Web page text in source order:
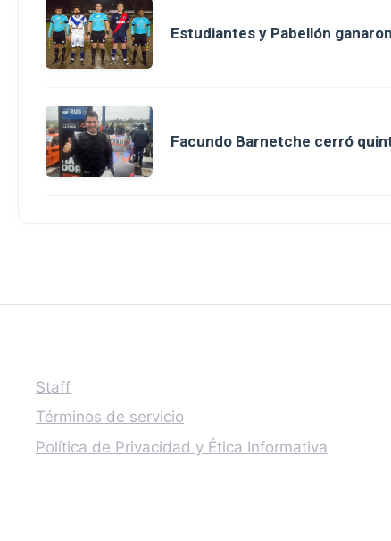
Estudiantes y Pabellón
Facundo Barnetche cerró
Staff
Términos de servicio
Política de Privacidad y Ética Informativa